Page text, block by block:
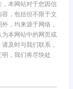
本网站对于您因信
，包括但不限于文
，均来源于网络，
本网站中的网页或
及时与我们联系，
，我们将尽快处